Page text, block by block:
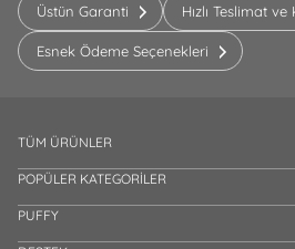
Üstün Garanti Hızlı Teslimat
Esnek Ödeme Seçenekleri
TÜM ÜRÜNLER
POPÜLER KATEGORİLER
PUFFY